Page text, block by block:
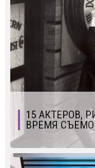
15 АКТЕРОВ,
ВРЕМЯ